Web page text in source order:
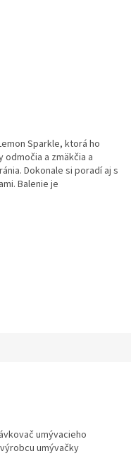
Sparkle, ktorá ho
a zmäkčia a
Dokonale si poradí aj s
Balenie je
umývacieho
umývačky